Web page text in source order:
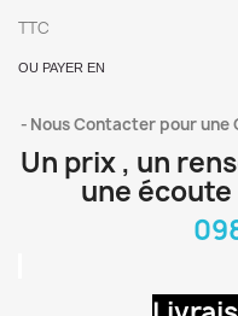
TTC
OU PAYER EN
Nous Contacter pour une
Un prix , un
une